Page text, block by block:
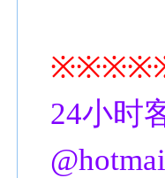
24小时